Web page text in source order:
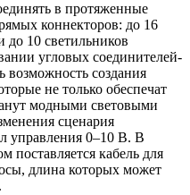
в протяженные
коннекторов: до 16
10 светильников
угловых соединителей-
возможность создания
не только обеспечат
модными световыми
сценария
управления 0–10 В. В
поставляется кабель для
длина которых может